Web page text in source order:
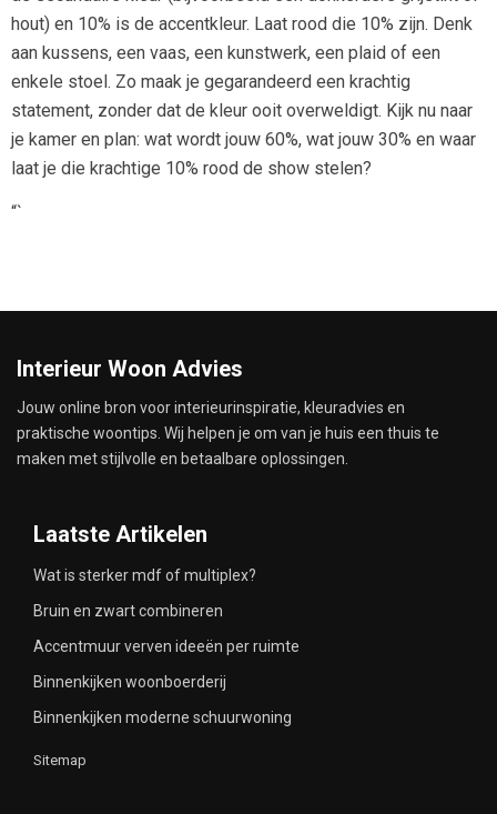
hout) en 10% is de accentkleur. Laat rood die 10% zijn. Denk
aan kussens, een vaas, een kunstwerk, een plaid of een
enkele stoel. Zo maak je gegarandeerd een krachtig
statement, zonder dat de kleur ooit overweldigt. Kijk nu naar
je kamer en plan: wat wordt jouw 60%, wat jouw 30% en waar
laat je die krachtige 10% rood de show stelen?
“`
Interieur Woon Advies
Jouw online bron voor interieurinspiratie, kleuradvies en
praktische woontips. Wij helpen je om van je huis een thuis te
maken met stijlvolle en betaalbare oplossingen.
Laatste Artikelen
Wat is sterker mdf of multiplex?
Bruin en zwart combineren
Accentmuur verven ideeën per ruimte
Binnenkijken woonboerderij
Binnenkijken moderne schuurwoning
Sitemap